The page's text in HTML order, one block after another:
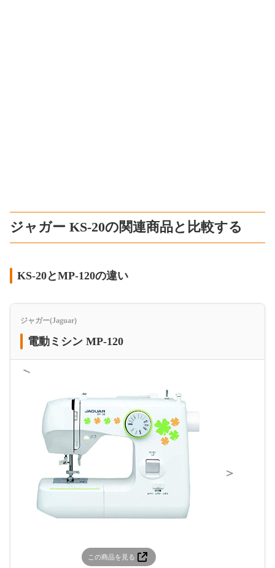
ジャガー KS-20の関連商品と比較する
KS-20とMP-120の違い
ジャガー(Jaguar)
電動ミシン MP-120
＜
この商品を見る
＞